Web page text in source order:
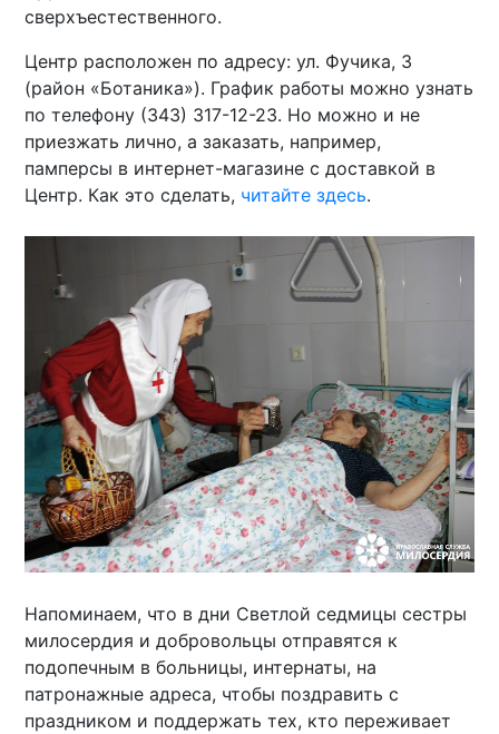
сверхъестественного.
Центр расположен по адресу: ул. Фучика, 3
(район «Ботаника»). График работы можно узнать
по телефону (343) 317-12-23. Но можно и не
приезжать лично, а заказать, например,
памперсы в интернет-магазине с доставкой в
Центр. Как это сделать, читайте здесь.
Напоминаем, что в дни Светлой седмицы сестры
милосердия и добровольцы отправятся к
подопечным в больницы, интернаты, на
патронажные адреса, чтобы поздравить с
праздником и поддержать тех, кто переживает